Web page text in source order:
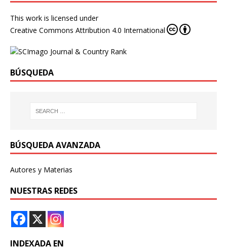
This work is licensed under
Creative Commons Attribution 4.0 International
BÚSQUEDA
BÚSQUEDA AVANZADA
Autores y Materias
NUESTRAS REDES
INDEXADA EN